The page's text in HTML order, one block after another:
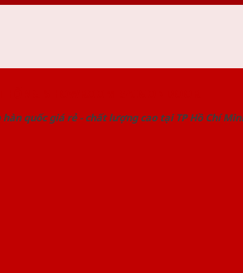
quốc giá rẻ - chất lượng cao tại TP Hồ Chí